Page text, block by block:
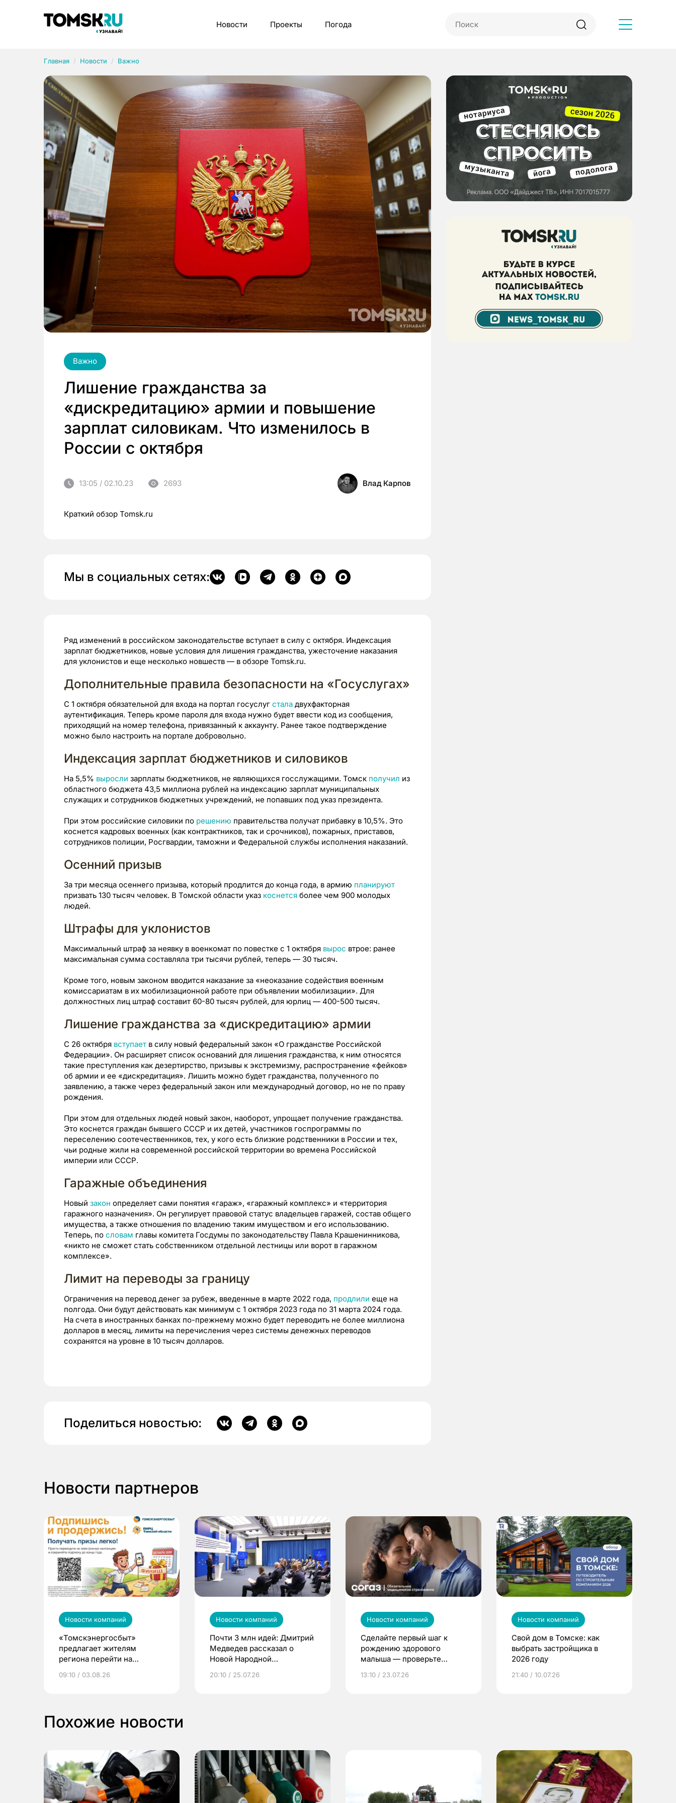
Новости Проекты Погода
Главная Новости Важно
Важно
Лишение гражданства за
«дискредитацию» армии и повышение
зарплат силовикам. Что изменилось в
России с октября
13:05 / 02.10.23 2693 Влад Карпов
Краткий обзор Tomsk.ru
Мы в социальных сетях:
Ряд изменений в российском законодательстве вступает в силу с октября. Индексация
зарплат бюджетников, новые условия для лишения гражданства, ужесточение наказания
для уклонистов и еще несколько новшеств — в обзоре Tomsk.ru.
Дополнительные правила безопасности на «Госуслугах»
С 1 октября обязательной для входа на портал госуслуг стала двухфакторная
аутентификация. Теперь кроме пароля для входа нужно будет ввести код из сообщения,
приходящий на номер телефона, привязанный к аккаунту. Ранее такое подтверждение
можно было настроить на портале добровольно.
Индексация зарплат бюджетников и силовиков
На 5,5% выросли зарплаты бюджетников, не являющихся госслужащими. Томск получил из
областного бюджета 43,5 миллиона рублей на индексацию зарплат муниципальных
служащих и сотрудников бюджетных учреждений, не попавших под указ президента.
При этом российские силовики по решению правительства получат прибавку в 10,5%. Это
коснется кадровых военных (как контрактников, так и срочников), пожарных, приставов,
сотрудников полиции, Росгвардии, таможни и Федеральной службы исполнения наказаний.
Осенний призыв
За три месяца осеннего призыва, который продлится до конца года, в армию планируют
призвать 130 тысяч человек. В Томской области указ коснется более чем 900 молодых
людей.
Штрафы для уклонистов
Максимальный штраф за неявку в военкомат по повестке с 1 октября вырос втрое: ранее
максимальная сумма составляла три тысячи рублей, теперь — 30 тысяч.
Кроме того, новым законом вводится наказание за «неоказание содействия военным
комиссариатам в их мобилизационной работе при объявлении мобилизации». Для
должностных лиц штраф составит 60-80 тысяч рублей, для юрлиц — 400-500 тысяч.
Лишение гражданства за «дискредитацию» армии
С 26 октября вступает в силу новый федеральный закон «О гражданстве Российской
Федерации». Он расширяет список оснований для лишения гражданства, к ним относятся
такие преступления как дезертирство, призывы к экстремизму, распространение «фейков»
об армии и ее «дискредитация». Лишить можно будет гражданства, полученного по
заявлению, а также через федеральный закон или международный договор, но не по праву
рождения.
При этом для отдельных людей новый закон, наоборот, упрощает получение гражданства.
Это коснется граждан бывшего СССР и их детей, участников госпрограммы по
переселению соотечественников, тех, у кого есть близкие родственники в России и тех,
чьи родные жили на современной российской территории во времена Российской
империи или СССР.
Гаражные объединения
Новый закон определяет сами понятия «гараж», «гаражный комплекс» и «территория
гаражного назначения». Он регулирует правовой статус владельцев гаражей, состав общего
имущества, а также отношения по владению таким имуществом и его использованию.
Теперь, по словам главы комитета Госдумы по законодательству Павла Крашенинникова,
«никто не сможет стать собственником отдельной лестницы или ворот в гаражном
комплексе».
Лимит на переводы за границу
Ограничения на перевод денег за рубеж, введенные в марте 2022 года, продлили еще на
полгода. Они будут действовать как минимум с 1 октября 2023 года по 31 марта 2024 года.
На счета в иностранных банках по-прежнему можно будет переводить не более миллиона
долларов в месяц, лимиты на перечисления через системы денежных переводов
сохранятся на уровне в 10 тысяч долларов.
Поделиться новостью:
Новости партнеров
Новости компаний
«Томскэнергосбыт»
предлагает жителям
региона перейти на
выиграть призы
09:10 / 03.08.26
Новости компаний
Почти 3 млн идей: Дмитрий
Медведев рассказал о
Новой Народной
20:10 / 25.07.26
Новости компаний
Сделайте первый шаг к
рождению здорового
малыша — проверьте
по ОМС!
13:10 / 23.07.26
Новости компаний
Свой дом в Томске: как
выбрать застройщика в
2026 году
21:40 / 10.07.26
Похожие новости
Рубрики